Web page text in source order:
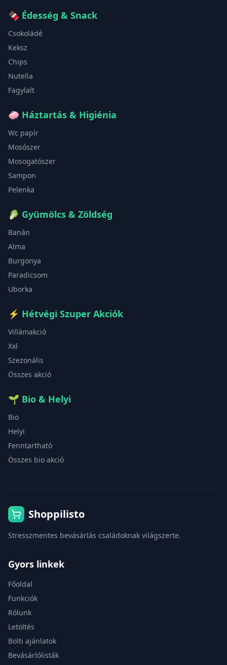
🍫 Édesség & Snack
Csokoládé
Keksz
Chips
Nutella
Fagylalt
🧼 Háztartás & Higiénia
Wc papír
Mosószer
Mosogatószer
Sampon
Pelenka
🥬 Gyümölcs & Zöldség
Banán
Alma
Burgonya
Paradicsom
Uborka
⚡ Hétvégi Szuper Akciók
Villámakció
Xxl
Szezonális
Összes akció
🌱 Bio & Helyi
Bio
Helyi
Fenntartható
Összes bio akció
Shoppilisto
Stresszmentes bevásárlás családoknak világszerte.
Gyors linkek
Főoldal
Funkciók
Rólunk
Letöltés
Bolti ajánlatok
Bevásárlólisták